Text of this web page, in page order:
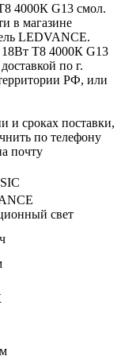
4000К G13 смол.
в магазине
LEDVANCE.
T8 4000К G13
по г.
РФ, или
и сроках поставки,
по телефону
почту
свет